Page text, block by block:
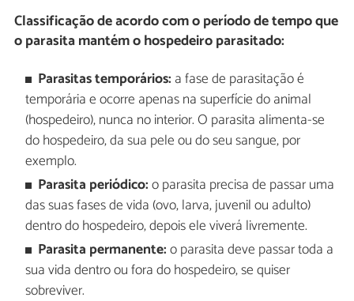
Classificação de acordo com o período de tempo que
o parasita mantém o hospedeiro parasitado:
Parasitas temporários: a fase de parasitação é
temporária e ocorre apenas na superfície do animal
(hospedeiro), nunca no interior. O parasita alimenta-se
do hospedeiro, da sua pele ou do seu sangue, por
exemplo.
Parasita periódico:o parasita precisa de passar uma
das suas fases de vida (ovo, larva, juvenil ou adulto)
dentro do hospedeiro, depois ele viverá livremente.
Parasita permanente:o parasita deve passar toda a
sua vida dentro ou fora do hospedeiro, se quiser
sobreviver.